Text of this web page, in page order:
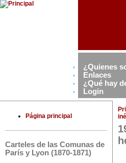
¿Quienes
Enlaces
¿Qué hay
Login
Página principal
Carteles de las Comunas de
París y Lyon (1870-1871)